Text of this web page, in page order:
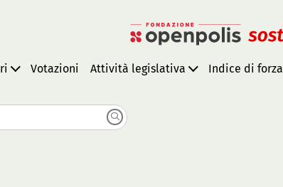
Votazioni Attività legislativa Indice di forza